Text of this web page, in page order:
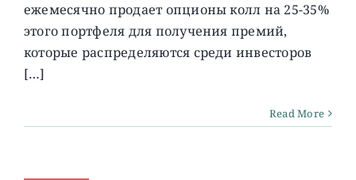
ежемесячно продает опционы колл на 25-35%
этого портфеля для получения премий,
которые распределяются среди инвесторов
[…]
Read More